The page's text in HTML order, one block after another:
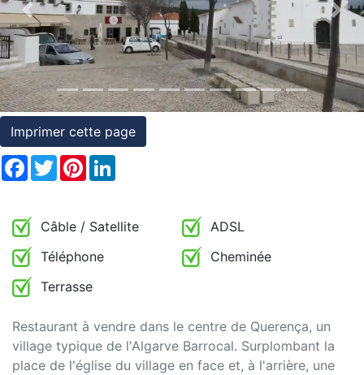
et
conditions
Témoignages
Conseils
Juridiques
Previous Next
Imprimer cette page
Facebook
TwitterPinterest
Câble / Satellite
ADSL
Téléphone
Cheminée
Terrasse
Restaurant à vendre dans le centre de Querença, un
village typique de l'Algarve Barrocal. Surplombant la
place de l'église du village en face et, à l'arrière, une